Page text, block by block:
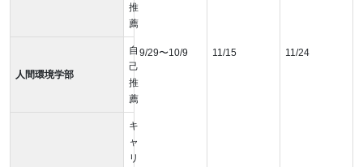
9/29〜10/9 11/15 11/24
推
薦
人間環境学部
自
己
推
薦
キ
ャ
リ